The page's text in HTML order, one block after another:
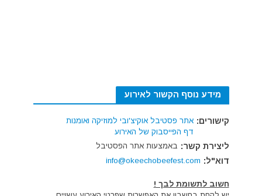
מידע נוסף הקשור לאירוע
קישורים: אתר פסטיבל אוקיצ'ובי למוזיקה ואומנות
דף הפייסבוק של האירוע
ליצירת קשר: באמצעות אתר הפסטיבל
דוא"ל: info@okeechobeefest.com
חשוב לתשומת לבך !